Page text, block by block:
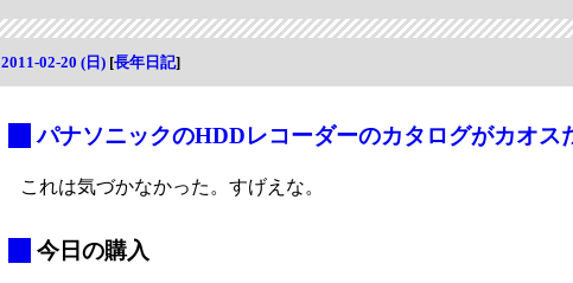
2011-02-20 (日) [長年日記]
パナソニックのHDDレコーダーのカタログがカオス
これは気づかなかった。すげえな。
今日の購入